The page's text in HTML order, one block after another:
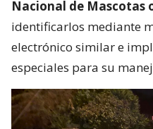
Nacional de Mascotas
identificarlos mediante
electrónico similar e
especiales para su